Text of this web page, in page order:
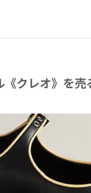
《クレオ》を